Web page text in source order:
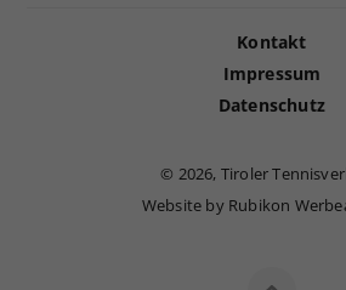
Kontakt
Impressum
Datenschutz
© 2026, Tiroler
Website by Rubikon